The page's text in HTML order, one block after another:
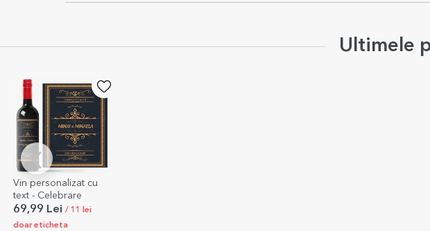
Ultimele
Vin personalizat cu
text - Celebrare
69,99 Lei / 11 lei
doar eticheta